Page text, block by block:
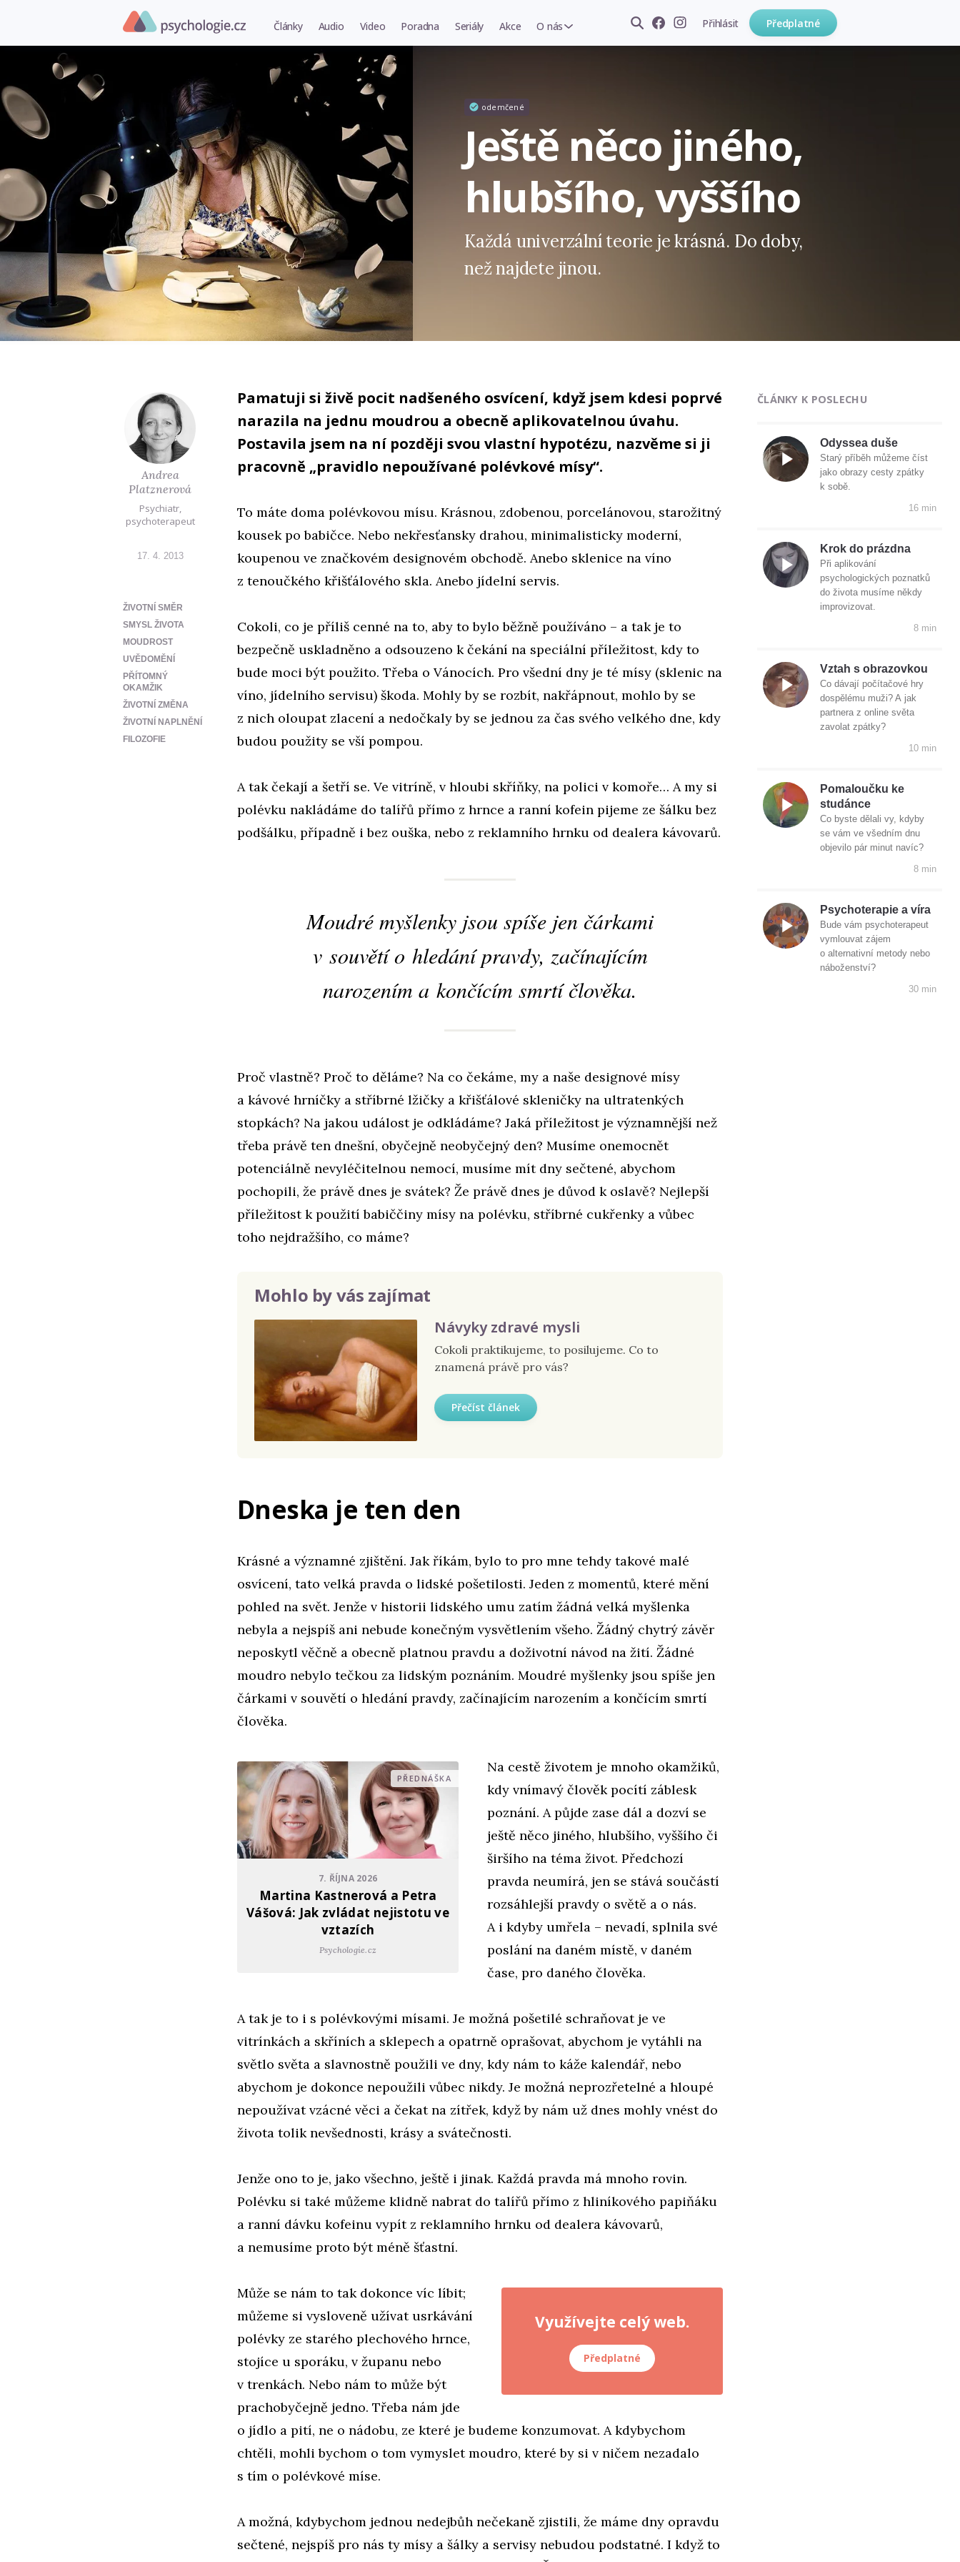
Články Audio Video Poradna Seriály Akce O nás Přihlásit Předplatné
odemčené
Ještě něco jiného,
hlubšího, vyššího
Každá univerzální teorie je krásná. Do doby,
než najdete jinou.
Andrea
Platznerová
Psychiatr,
psychoterapeut
17. 4. 2013
ŽIVOTNÍ SMĚR
SMYSL ŽIVOTA
MOUDROST
UVĚDOMĚNÍ
PŘÍTOMNÝ
OKAMŽIK
ŽIVOTNÍ ZMĚNA
ŽIVOTNÍ NAPLNĚNÍ
FILOZOFIE
Pamatuji si živě pocit nadšeného osvícení, když jsem kdesi poprvé
narazila na jednu moudrou a obecně aplikovatelnou úvahu.
Postavila jsem na ní později svou vlastní hypotézu, nazvěme si ji
pracovně „pravidlo nepoužívané polévkové mísy“.
To máte doma polévkovou mísu. Krásnou, zdobenou, porcelánovou, starožitný
kousek po babičce. Nebo nekřesťansky drahou, minimalisticky moderní,
koupenou ve značkovém designovém obchodě. Anebo sklenice na víno
z tenoučkého křišťálového skla. Anebo jídelní servis.
Cokoli, co je příliš cenné na to, aby to bylo běžně používáno – a tak je to
bezpečně uskladněno a odsouzeno k čekání na speciální příležitost, kdy to
bude moci být použito. Třeba o Vánocích. Pro všední dny je té mísy (sklenic na
víno, jídelního servisu) škoda. Mohly by se rozbít, nakřápnout, mohlo by se
z nich oloupat zlacení a nedočkaly by se jednou za čas svého velkého dne, kdy
budou použity se vší pompou.
A tak čekají a šetří se. Ve vitríně, v hloubi skříňky, na polici v komoře… A my si
polévku nakládáme do talířů přímo z hrnce a ranní kofein pijeme ze šálku bez
podšálku, případně i bez ouška, nebo z reklamního hrnku od dealera kávovarů.
Moudré myšlenky jsou spíše jen čárkami
v souvětí o hledání pravdy, začínajícím
narozením a končícím smrtí člověka.
Proč vlastně? Proč to děláme? Na co čekáme, my a naše designové mísy
a kávové hrníčky a stříbrné lžičky a křišťálové skleničky na ultratenkých
stopkách? Na jakou událost je odkládáme? Jaká příležitost je významnější než
třeba právě ten dnešní, obyčejně neobyčejný den? Musíme onemocnět
potenciálně nevyléčitelnou nemocí, musíme mít dny sečtené, abychom
pochopili, že právě dnes je svátek? Že právě dnes je důvod k oslavě? Nejlepší
příležitost k použití babiččiny mísy na polévku, stříbrné cukřenky a vůbec
toho nejdražšího, co máme?
Mohlo by vás zajímat
Návyky zdravé mysli
Cokoli praktikujeme, to posilujeme. Co to
znamená právě pro vás?
Přečíst článek
Dneska je ten den
Krásné a významné zjištění. Jak říkám, bylo to pro mne tehdy takové malé
osvícení, tato velká pravda o lidské pošetilosti. Jeden z momentů, které mění
pohled na svět. Jenže v historii lidského umu zatím žádná velká myšlenka
nebyla a nejspíš ani nebude konečným vysvětlením všeho. Žádný chytrý závěr
neposkytl věčně a obecně platnou pravdu a doživotní návod na žití. Žádné
moudro nebylo tečkou za lidským poznáním. Moudré myšlenky jsou spíše jen
čárkami v souvětí o hledání pravdy, začínajícím narozením a končícím smrtí
člověka.
PŘEDNÁŠKA
7. ŘÍJNA 2026
Martina Kastnerová a Petra
Vášová: Jak zvládat nejistotu ve
vztazích
Psychologie.cz
Na cestě životem je mnoho okamžiků,
kdy vnímavý člověk pocítí záblesk
poznání. A půjde zase dál a dozví se
ještě něco jiného, hlubšího, vyššího či
širšího na téma život. Předchozí
pravda neumírá, jen se stává součástí
rozsáhlejší pravdy o světě a o nás.
A i kdyby umřela – nevadí, splnila své
poslání na daném místě, v daném
čase, pro daného člověka.
A tak je to i s polévkovými mísami. Je možná pošetilé schraňovat je ve
vitrínkách a skříních a sklepech a opatrně oprašovat, abychom je vytáhli na
světlo světa a slavnostně použili ve dny, kdy nám to káže kalendář, nebo
abychom je dokonce nepoužili vůbec nikdy. Je možná neprozřetelné a hloupé
nepoužívat vzácné věci a čekat na zítřek, když by nám už dnes mohly vnést do
života tolik nevšednosti, krásy a svátečnosti.
Jenže ono to je, jako všechno, ještě i jinak. Každá pravda má mnoho rovin.
Polévku si také můžeme klidně nabrat do talířů přímo z hliníkového papiňáku
a ranní dávku kofeinu vypít z reklamního hrnku od dealera kávovarů,
a nemusíme proto být méně šťastní.
Využívejte celý web.
Předplatné
Může se nám to tak dokonce víc líbit;
můžeme si vysloveně užívat usrkávání
polévky ze starého plechového hrnce,
stojíce u sporáku, v županu nebo
v trenkách. Nebo nám to může být
prachobyčejně jedno. Třeba nám jde
o jídlo a pití, ne o nádobu, ze které je budeme konzumovat. A kdybychom
chtěli, mohli bychom o tom vymyslet moudro, které by si v ničem nezadalo
s tím o polévkové míse.
A možná, kdybychom jednou nedejbůh nečekaně zjistili, že máme dny opravdu
sečtené, nejspíš pro nás ty mísy a šálky a servisy nebudou podstatné. I když to
ČLÁNKY K POSLECHU
Odyssea duše
Starý příběh můžeme číst
jako obrazy cesty zpátky
k sobě.
16 min
Krok do prázdna
Při aplikování
psychologických poznatků
do života musíme někdy
improvizovat.
8 min
Vztah s obrazovkou
Co dávají počítačové hry
dospělému muži? A jak
partnera z online světa
zavolat zpátky?
10 min
Pomaloučku ke
studánce
Co byste dělali vy, kdyby
se vám ve všedním dnu
objevilo pár minut navíc?
8 min
Psychoterapie a víra
Bude vám psychoterapeut
vymlouvat zájem
o alternativní metody nebo
náboženství?
30 min